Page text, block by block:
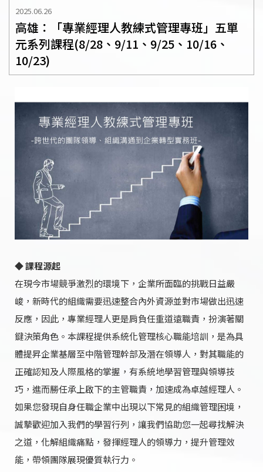
2025.06.26
高雄：「專業經理人教練式管理專班」五單
元系列課程(8/28、9/11、9/25、10/16、
10/23)
◆ 課程源起
在現今市場競爭激烈的環境下，企業所面臨的挑戰日益嚴
峻，新時代的組織需要迅速整合內外資源並對市場做出迅速
反應，因此，專業經理人更是肩負任重道遠職責，扮演著關
鍵決策角色。本課程提供系統化管理核心職能培訓，是為具
體提昇企業基層至中階管理幹部及潛在領導人，對其職能的
正確認知及人際風格的掌握，有系統地學習管理與領導技
巧，進而勝任承上啟下的主管職責，加速成為卓越經理人。
如果您發現自身任職企業中出現以下常見的組織管理困境，
誠摯歡迎加入我們的學習行列，讓我們協助您一起尋找解決
之道，化解組織痛點，發揮經理人的領導力，提升管理效
能，帶領團隊展現優質執行力。